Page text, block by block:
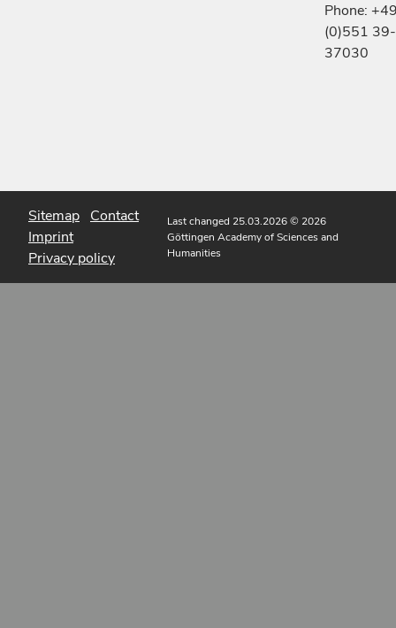
Phone:
(0)551 39-
37030
Sitemap Contact
Imprint
Privacy policy
Last changed 25.03.2026© 2026
Göttingen Academy of Sciences and
Humanities